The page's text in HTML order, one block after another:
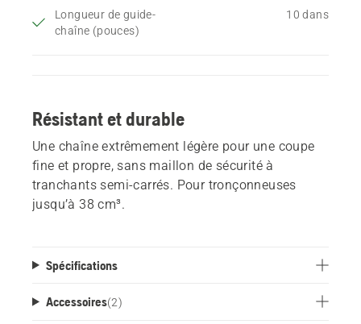
Longueur de guide-
chaîne (pouces)
10 dans
Résistant et durable
Une chaîne extrêmement légère pour une coupe
fine et propre, sans maillon de sécurité à
tranchants semi-carrés. Pour tronçonneuses
jusqu’à 38 cm³.
Spécifications
Accessoires(2)